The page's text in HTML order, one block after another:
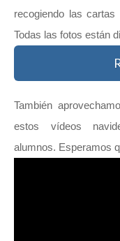
recogiendo las
Todas las fotos están
También
estos vídeos
alumnos. Esperamos